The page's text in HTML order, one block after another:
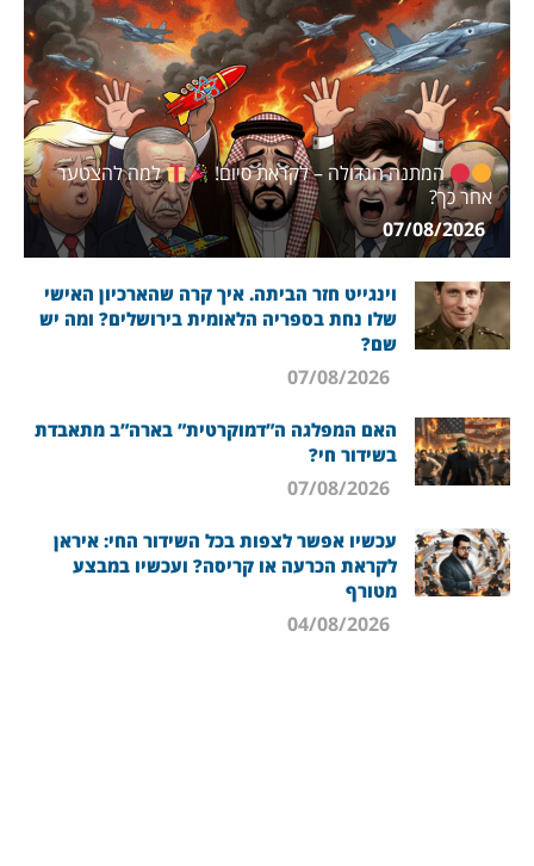
המתנה הגדולה – לקראת סיום!
למה להצטער
אחר כך?
07/08/2026
וינגייט חזר הביתה. איך קרה שהארכיון האישי
שלו נחת בספריה הלאומית בירושלים? ומה יש
שם?
האם המפלגה ה”דמוקרטית” בארה”ב מתאבדת
בשידור חי?
עכשיו אפשר לצפות בכל השידור החי: איראן
לקראת הכרעה או קריסה? ועכשיו במבצע
מטורף